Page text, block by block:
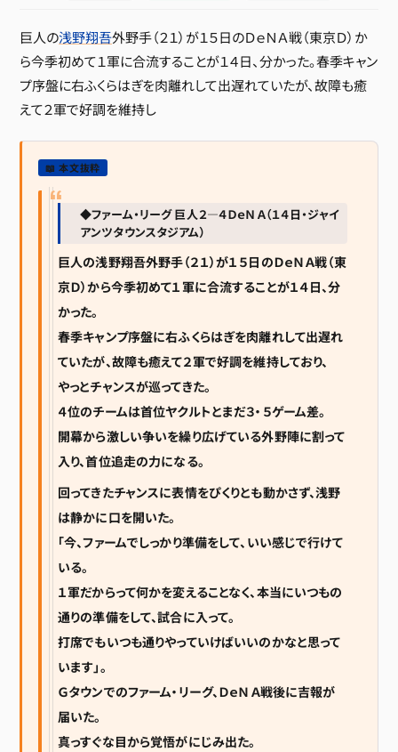
巨人の浅野翔吾外野手（２１）が１５日のＤｅＮＡ戦（東京Ｄ）か
ら今季初めて１軍に合流することが１４日、分かった。春季キャン
プ序盤に右ふくらはぎを肉離れして出遅れていたが、故障も癒
えて２軍で好調を維持し
📖 本文抜粋
◆ファーム・リーグ 巨人２―４ＤｅＮＡ（１４日・ジャイ
アンツタウンスタジアム）
巨人の浅野翔吾外野手（２１）が１５日のＤｅＮＡ戦（東
京Ｄ）から今季初めて１軍に合流することが１４日、分
かった。
春季キャンプ序盤に右ふくらはぎを肉離れして出遅れ
ていたが、故障も癒えて２軍で好調を維持しており、
やっとチャンスが巡ってきた。
４位のチームは首位ヤクルトとまだ３・５ゲーム差。
開幕から激しい争いを繰り広げている外野陣に割って
入り、首位追走の力になる。
回ってきたチャンスに表情をぴくりとも動かさず、浅野
は静かに口を開いた。
「今、ファームでしっかり準備をして、いい感じで行けて
いる。
１軍だからって何かを変えることなく、本当にいつもの
通りの準備をして、試合に入って。
打席でもいつも通りやっていけばいいのかなと思って
います」。
Ｇタウンでのファーム・リーグ、ＤｅＮＡ戦後に吉報が
届いた。
真っすぐな目から覚悟がにじみ出た。